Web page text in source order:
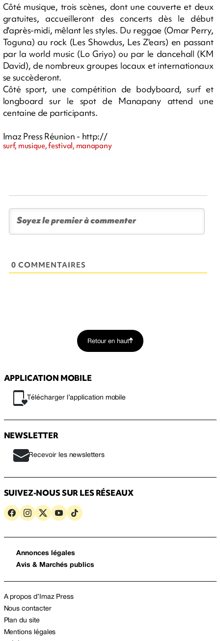
Côté musique, trois scènes, dont une couverte et deux
gratuites, accueilleront des concerts dès le début
d'après-midi, mêlant les styles. Du reggae (Omar Perry,
Toguna) au rock (Les Showdus, Les Z'ears) en passant
par la world music (Lo Griyo) ou par le dancehall (KM
David), de nombreux groupes locaux et internationaux
se succèderont.
Côté sport, une compétition de bodyboard, surf et
longboard sur le spot de Manapany attend une
centaine de participants.
Imaz Press Réunion - http://
surf, musique, festival, manapany
0 COMMENTAIRES
Retour en haut
APPLICATION MOBILE
Télécharger l’application mobile
NEWSLETTER
Recevoir les newsletters
SUIVEZ-NOUS SUR LES RÉSEAUX
Annonces légales
Avis & Marchés publics
A propos d’Imaz Press
Nous contacter
Plan du site
Mentions légales